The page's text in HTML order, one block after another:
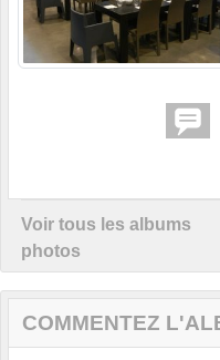
Voir tous les albums
photos
COMMENTEZ